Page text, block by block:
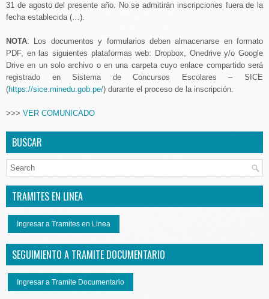
31 de agosto del presente año. No se admitirán inscripciones fuera de la
fecha establecida (…).
NOTA: Los documentos y formularios deben almacenarse en formato
PDF, en las siguientes plataformas web: Dropbox, Onedrive y/o Google
Drive en un solo archivo o en una carpeta cuyo enlace compartido será
registrado en Sistema de Concursos Escolares – SICE
(https://sice.minedu.gob.pe/) durante el proceso de la inscripción.
>>> VER COMUNICADO
BUSCAR
TRAMITES EN LINEA
Ingresar a Tramites en Linea
SEGUIMIENTO A TRAMITE DOCUMENTARIO
Ingresar a Tramite Documentario